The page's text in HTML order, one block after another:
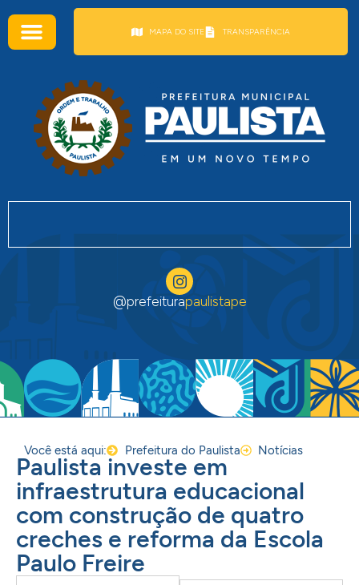
MAPA DO SITE TRANSPARÊNCIA
@prefeiturapaulistape
Você está aqui: Prefeitura do Paulista Notícias
Paulista investe em
infraestrutura educacional
com construção de quatro
creches e reforma da Escola
Paulo Freire